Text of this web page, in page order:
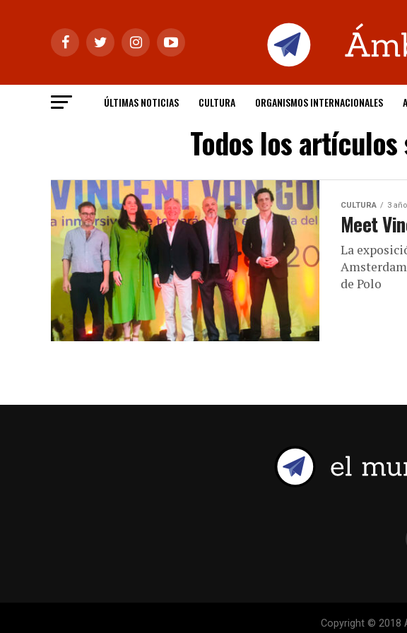
ÚLTIMAS NOTICIAS CULTURA ORGANISMOS INTERNACIONALES
Todos los
CULTURA 3
Meet
La
de Polo
Copyright © 2018